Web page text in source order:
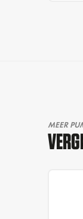
MEER